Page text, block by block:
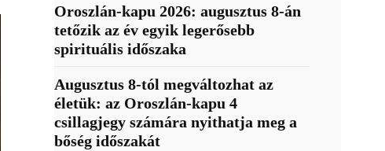
Oroszlán-kapu 2026: augusztus 8-án
tetőzik az év egyik legerősebb
spirituális időszaka
Augusztus 8-tól megváltozhat az
életük: az Oroszlán-kapu 4
csillagjegy számára nyithatja meg a
bőség időszakát